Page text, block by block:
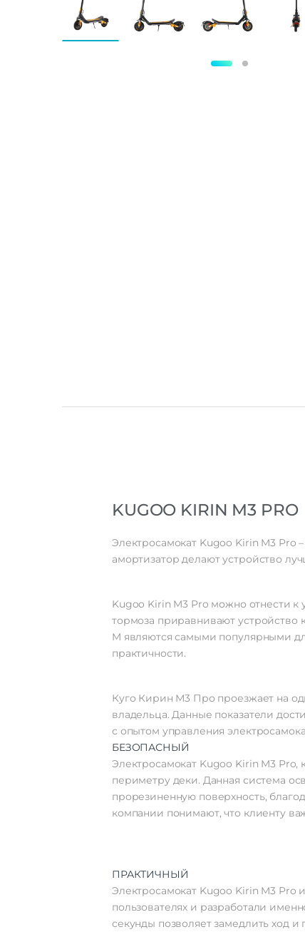
KUGOO KIRIN M3 PRO
Электросамокат Kugoo Kirin M3 Pro
амортизатор делают устройство
Kugoo Kirin M3 Pro можно отнести к
тормоза приравнивают устройство
M являются самыми популярными
практичности.
Куго Кирин М3 Про проезжает на
владельца. Данные показатели
с опытом управления
БЕЗОПАСНЫЙ
Электросамокат Kugoo Kirin M3 Pro,
периметру деки. Данная система
прорезиненную поверхность,
компании понимают, что клиенту
ПРАКТИЧНЫЙ
Электросамокат Kugoo Kirin M3
пользователях и разработали
секунды позволяет замедлить ход